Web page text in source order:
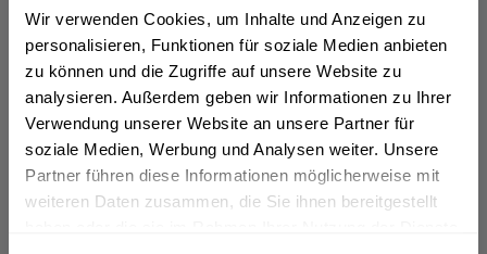
Wir verwenden Cookies, um Inhalte und Anzeigen zu
personalisieren, Funktionen für soziale Medien anbieten
zu können und die Zugriffe auf unsere Website zu
analysieren. Außerdem geben wir Informationen zu Ihrer
Verwendung unserer Website an unsere Partner für
soziale Medien, Werbung und Analysen weiter. Unsere
Partner führen diese Informationen möglicherweise mit
weiteren Daten zusammen, die Sie ihnen bereitgestellt
Inhalt3 Liter (33,67 € * / 1 Liter)
MEHRWEG
ab 101,01 € *+2,40 € Pfand
In den Warenkorb